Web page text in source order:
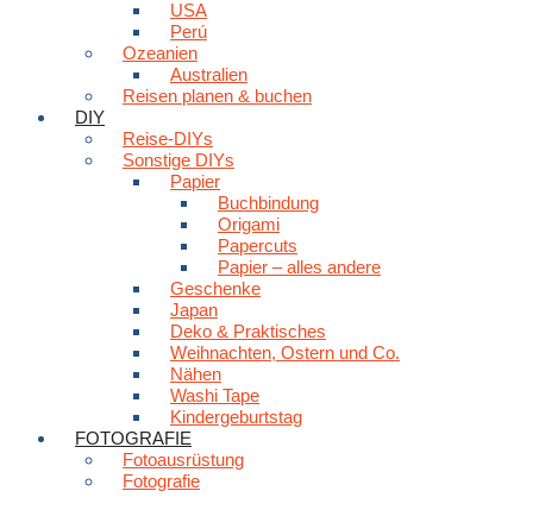
USA
Perú
Ozeanien
Australien
Reisen planen & buchen
DIY
Reise-DIYs
Sonstige DIYs
Papier
Buchbindung
Origami
Papercuts
Papier – alles andere
Geschenke
Japan
Deko & Praktisches
Weihnachten, Ostern und Co.
Nähen
Washi Tape
Kindergeburtstag
FOTOGRAFIE
Fotoausrüstung
Fotografie